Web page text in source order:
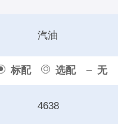
标配 选配 无
汽油
4638